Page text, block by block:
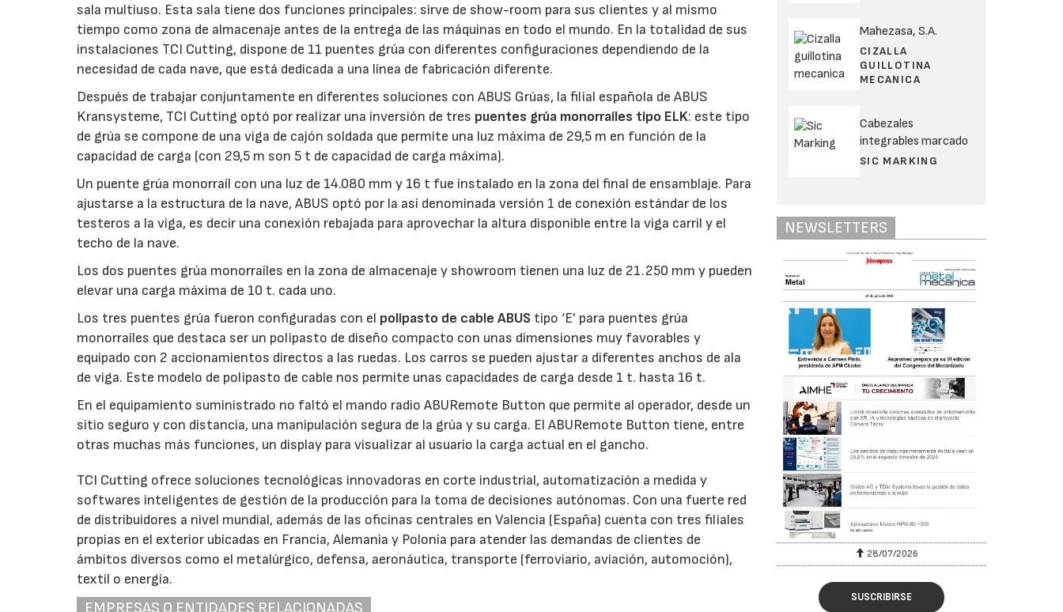
sala multiuso. Esta sala tiene dos funciones principales: sirve de show-room para sus clientes y al mismo
tiempo como zona de almacenaje antes de la entrega de las máquinas en todo el mundo. En la totalidad de sus
instalaciones TCI Cutting, dispone de 11 puentes grúa con diferentes configuraciones dependiendo de la
necesidad de cada nave, que está dedicada a una línea de fabricación diferente.
Después de trabajar conjuntamente en diferentes soluciones con ABUS Grúas, la filial española de ABUS
Kransysteme, TCI Cutting optó por realizar una inversión de tres puentes grúa monorraíles tipo ELK: este tipo
de grúa se compone de una viga de cajón soldada que permite una luz máxima de 29,5 m en función de la
capacidad de carga (con 29,5 m son 5 t de capacidad de carga máxima).
Un puente grúa monorraíl con una luz de 14.080 mm y 16 t fue instalado en la zona del final de ensamblaje. Para
ajustarse a la estructura de la nave, ABUS optó por la así denominada versión 1 de conexión estándar de los
testeros a la viga, es decir una conexión rebajada para aprovechar la altura disponible entre la viga carril y el
techo de la nave.
Los dos puentes grúa monorraíles en la zona de almacenaje y showroom tienen una luz de 21.250 mm y pueden
elevar una carga máxima de 10 t. cada uno.
Los tres puentes grúa fueron configuradas con el polipasto de cable ABUS tipo ‘E’ para puentes grúa
monorraíles que destaca ser un polipasto de diseño compacto con unas dimensiones muy favorables y
equipado con 2 accionamientos directos a las ruedas. Los carros se pueden ajustar a diferentes anchos de ala
de viga. Este modelo de polipasto de cable nos permite unas capacidades de carga desde 1 t. hasta 16 t.
En el equipamiento suministrado no faltó el mando radio ABURemote Button que permite al operador, desde un
sitio seguro y con distancia, una manipulación segura de la grúa y su carga. El ABURemote Button tiene, entre
otras muchas más funciones, un display para visualizar al usuario la carga actual en el gancho.
TCI Cutting ofrece soluciones tecnológicas innovadoras en corte industrial, automatización a medida y
softwares inteligentes de gestión de la producción para la toma de decisiones autónomas. Con una fuerte red
de distribuidores a nivel mundial, además de las oficinas centrales en Valencia (España) cuenta con tres filiales
propias en el exterior ubicadas en Francia, Alemania y Polonia para atender las demandas de clientes de
ámbitos diversos como el metalúrgico, defensa, aeronáutica, transporte (ferroviario, aviación, automoción),
textil o energía.
EMPRESAS O ENTIDADES RELACIONADAS
Mahezasa, S.A.
CIZALLA
GUILLOTINA
MECANICA
Cabezales
integrables marcado
SIC MARKING
NEWSLETTERS
28/07/2026 30/07/2026 28/07/2026
SUSCRIBIRSE